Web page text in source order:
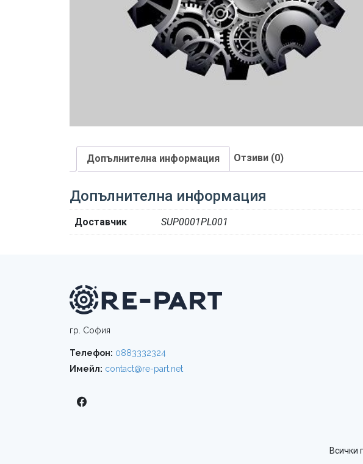
Допълнителна информация Отзиви (0)
Допълнителна информация
Доставчик SUP0001PL001
гр. София
Телефон: 0883332324
Имейл: contact@re-part.net
Всички